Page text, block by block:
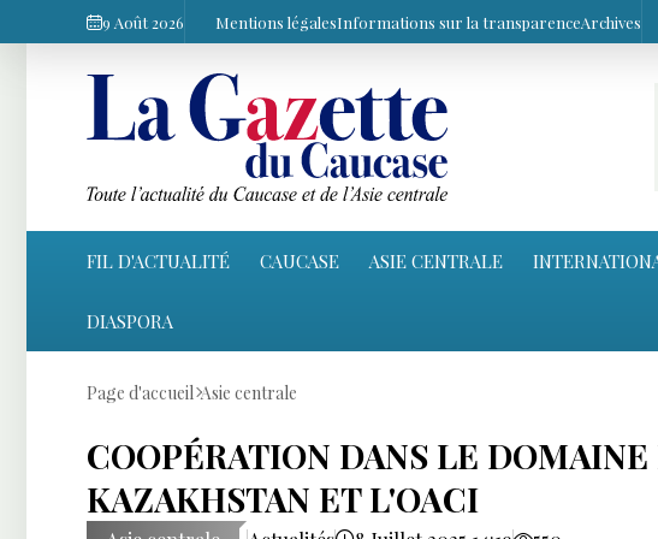
9 Août 2026 Mentions légalesInformations sur la transparenceArchives
FIL D'ACTUALITÉ CAUCASE ASIE CENTRALE
DIASPORA
Page d'accueil Asie centrale
COOPÉRATION DANS LE
KAZAKHSTAN ET L'OACI